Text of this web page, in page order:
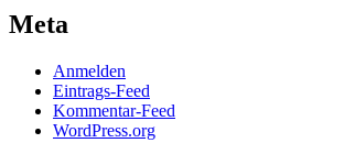
Meta
Anmelden
Eintrags-Feed
Kommentar-Feed
WordPress.org